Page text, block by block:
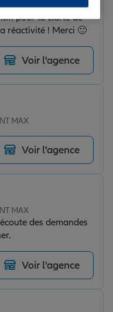
MAX
de
réactivité ! Merci 🙂
Voir l'agence
MAX
Voir l'agence
MAX
Voir l'agence